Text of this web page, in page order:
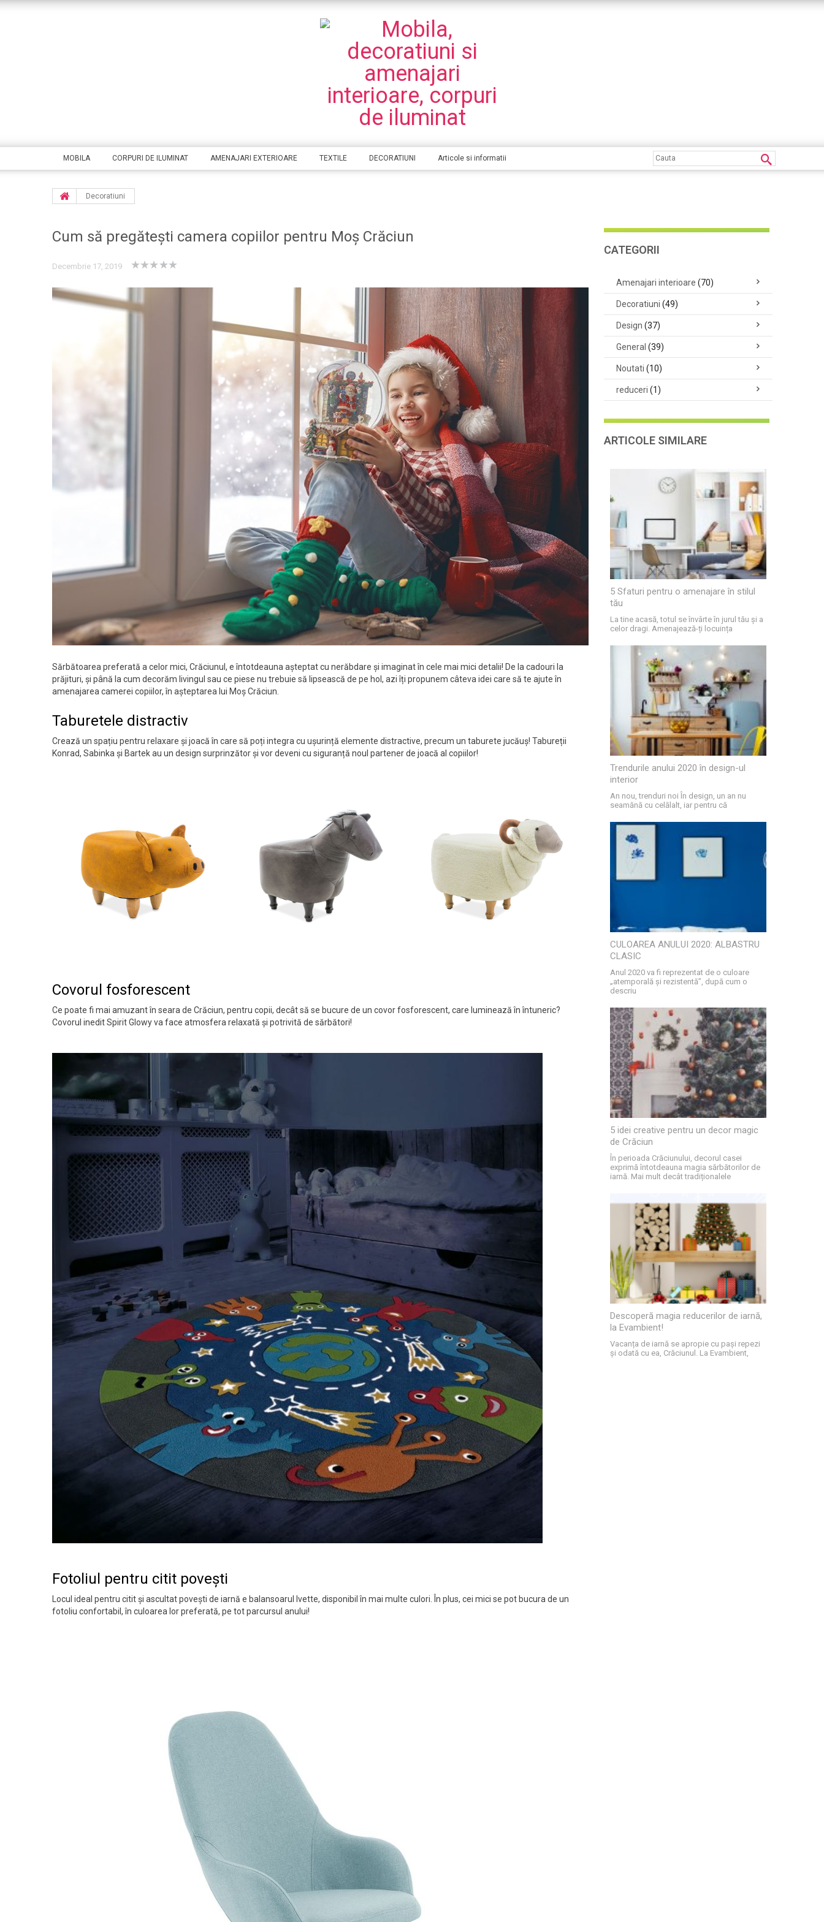
MOBILA CORPURI DE ILUMINAT AMENAJARI EXTERIOARE TEXTILE DECORATIUNI Articole si informatii
Decoratiuni
Cum să pregătești camera copiilor pentru Moș Crăciun
Decembrie 17, 2019
Sărbătoarea preferată a celor mici, Crăciunul, e întotdeauna așteptat cu nerăbdare și imaginat în cele mai mici detalii! De la cadouri la
prăjituri, și până la cum decorăm livingul sau ce piese nu trebuie să lipsească de pe hol, azi îți propunem câteva idei care să te ajute în
amenajarea camerei copiilor, în așteptarea lui Moș Crăciun.
Taburetele distractiv
Crează un spațiu pentru relaxare și joacă în care să poți integra cu ușurință elemente distractive, precum un taburete jucăuș! Tabureții
Konrad, Sabinka și Bartek au un design surprinzător și vor deveni cu siguranță noul partener de joacă al copiilor!
Covorul fosforescent
Ce poate fi mai amuzant în seara de Crăciun, pentru copii, decât să se bucure de un covor fosforescent, care luminează în întuneric?
Covorul inedit Spirit Glowy va face atmosfera relaxată și potrivită de sărbători!
Fotoliul pentru citit povești
Locul ideal pentru citit și ascultat povești de iarnă e balansoarul Ivette, disponibil în mai multe culori. În plus, cei mici se pot bucura de un
fotoliu confortabil, în culoarea lor preferată, pe tot parcursul anului!
CATEGORII
Amenajari interioare (70)
Decoratiuni (49)
Design (37)
General (39)
Noutati (10)
reduceri (1)
ARTICOLE SIMILARE
5 Sfaturi pentru o amenajare în stilul
tău
La tine acasă, totul se învârte în jurul tău și a
celor dragi. Amenajează-ți locuința
Trendurile anului 2020 în design-ul
interior
An nou, trenduri noi În design, un an nu
seamănă cu celălalt, iar pentru că
CULOAREA ANULUI 2020: ALBASTRU
CLASIC
Anul 2020 va fi reprezentat de o culoare
„atemporală și rezistentă”, după cum o
descriu
5 idei creative pentru un decor magic
de Crăciun
În perioada Crăciunului, decorul casei
exprimă întotdeauna magia sărbătorilor de
iarnă. Mai mult decât tradiționalele
Descoperă magia reducerilor de iarnă,
la Evambient!
Vacanța de iarnă se apropie cu pași repezi
și odată cu ea, Crăciunul. La Evambient,